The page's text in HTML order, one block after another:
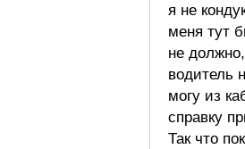
я не
меня тут
не
водитель
могу из
справку
Так что